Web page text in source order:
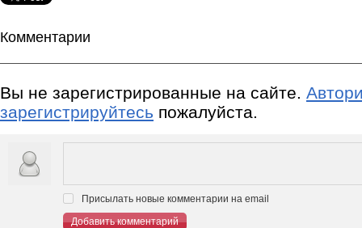
Комментарии
Вы не зарегистрированные на сайте.
зарегистрируйтесь пожалуйста.
Присылать новые комментарии на email
Добавить комментарий